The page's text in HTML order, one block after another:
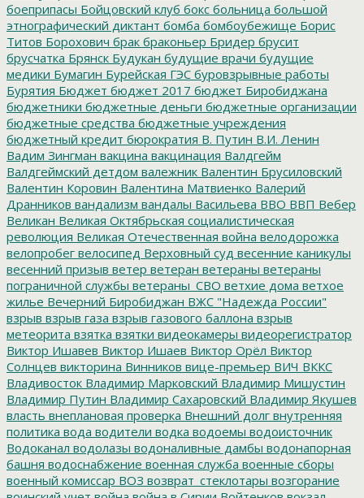
боеприпасы Бойцовский клуб бокс больница большой
этнографический диктант бомба бомбоубежище Борис
Титов Борохович брак браконьер Бридер брусит
брусчатка Брянск Будукан будущие врачи будущие
медики Бумагин Бурейская ГЭС буровзрывные работы
Бурятия Бюджет бюджет 2017 бюджет Биробиджана
бюджетники бюджетные деньги бюджетные организации
бюджетные средства бюджетные учреждения
бюджетный кредит бюрократия В. Путин В.И. Ленин
Вадим Зингман вакцина вакцинация Валдгейм
Валдгеймский детдом валежник Валентин Брусиловский
Валентин Коровин Валентина Матвиенко Валерий
Дранников вандализм вандалы Васильева ВВО ВВП Вебер
Великан Великая Октябрьская социалистическая
революция Великая Отечественная война велодорожка
велопробег велосипед Верховный суд весенние каникулы
весенний призыв ветер ветеран ветераны ветераны
пограничной службы ветераны_СВО ветхие дома ветхое
жилье Вечерний Биробиджан ВЖС "Надежда России"
взрыв взрыв газа взрыв газового баллона взрыв
метеорита взятка взятки видеокамеры видеорегистратор
Виктор Ишавев Виктор Ишаев Виктор Орёл Виктор
Солнцев викторина Винников вице-премьер ВИЧ ВККС
Владивосток Владимир Марковский Владимир Мишустин
Владимир Путин Владимир Сахаровский Владимир Якушев
власть внеплановая проверка Внешний долг внутренняя
политика вода водители водка водоемы водоисточник
Водоканал водолазы водоналивные дамбы водонапорная
башня водоснабжение военная служба военные сборы
военный комиссар ВОЗ возврат_стеклотары возгорание